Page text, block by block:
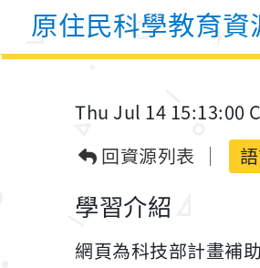
原住民科學教育資
Thu Jul 14 15:13:00
回資源列表
學習介紹
網頁為科技部計畫補